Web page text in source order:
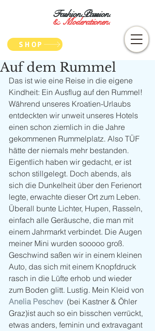
Fashion.Passion.
&Moderationen.
SHOP
Auf dem Rummel
Das ist wie eine Reise in die eigene
Kindheit: Ein Ausflug auf den Rummel!
Während unseres Kroatien-Urlaubs
entdeckten wir unweit unseres Hotels
einen schon ziemlich in die Jahre
gekommenen Rummelplatz. Also TÜF
hätte der niemals mehr bestanden.
Eigentlich haben wir gedacht, er ist
schon stillgelegt. Doch abends, als
sich die Dunkelheit über den Ferienort
legte, erwachte dieser Ort zum Leben.
Überall bunte Lichter, Hupen, Rasseln,
einfach alle Geräusche, die man mit
einem Jahrmarkt verbindet. Die Augen
meiner Mini wurden sooooo groß.
Geschwind saßen wir in einem kleinen
Auto, das sich mit einem Knopfdruck
rasch in die Lüfte erhob und wieder
zum Boden glitt. Lustig. Mein Kleid von
Anelia Peschev
  (bei Kastner & Öhler
Graz)ist auch so ein bisschen verrückt,
etwas anders, feminin und extravagant